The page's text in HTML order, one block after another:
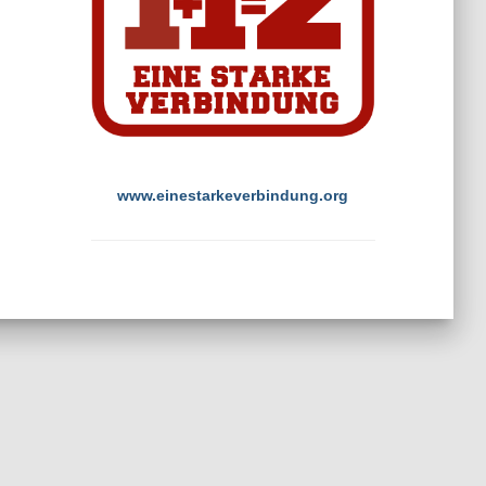
www.einestarkeverbindung.org